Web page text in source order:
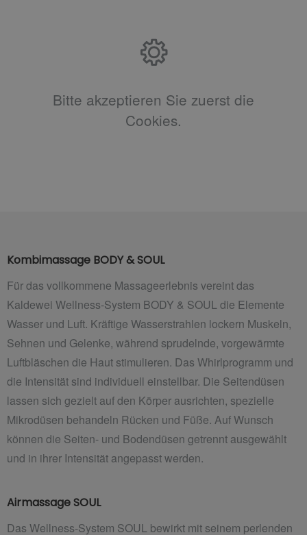
Bitte akzeptieren Sie zuerst die
Cookies.
Kombimassage BODY & SOUL
Für das vollkommene Massageerlebnis vereint das
Kaldewei Wellness-System BODY & SOUL die Elemente
Wasser und Luft. Kräftige Wasserstrahlen lockern Muskeln,
Sehnen und Gelenke, während sprudelnde, vorgewärmte
Luftbläschen die Haut stimulieren. Das Whirlprogramm und
die Intensität sind individuell einstellbar. Die Seitendüsen
lassen sich gezielt auf den Körper ausrichten, spezielle
Mikrodüsen behandeln Rücken und Füße. AufWunsch
können die Seiten- und Bodendüsen getrennt ausgewählt
und in ihrer Intensität angepasst werden.
Airmassage SOUL
Das Wellness-System SOUL bewirkt mit seinem perlenden